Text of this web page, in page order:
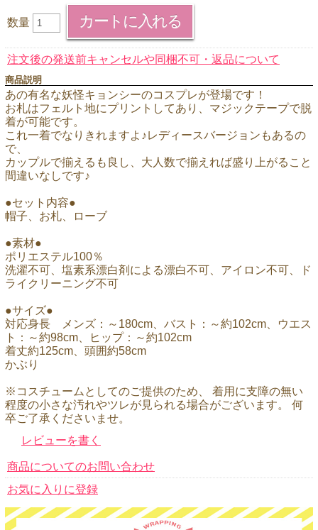
数量
注文後の発送前キャンセルや同梱不可・返品について
商品説明
あの有名な妖怪キョンシーのコスプレが登場です！
お札はフェルト地にプリントしてあり、マジックテープで脱
着が可能です。
これ一着でなりきれますよ♪レディースバージョンもあるの
で、
カップルで揃えるも良し、大人数で揃えれば盛り上がること
間違いなしです♪
●セット内容●
帽子、お札、ローブ
●素材●
ポリエステル100％
洗濯不可、塩素系漂白剤による漂白不可、アイロン不可、ド
ライクリーニング不可
●サイズ●
対応身長 メンズ：～180cm、バスト：～約102cm、ウエス
ト：～約98cm、ヒップ：～約102cm
着丈約125cm、頭囲約58cm
かぶり
※コスチュームとしてのご提供のため、 着用に支障の無い
程度の小さな汚れやツレが見られる場合がございます。 何
卒ご了承くださいませ。
レビューを書く
商品についてのお問い合わせ
お気に入りに登録
電話受付時間：月～金10:00~16:00 ※祝日除く